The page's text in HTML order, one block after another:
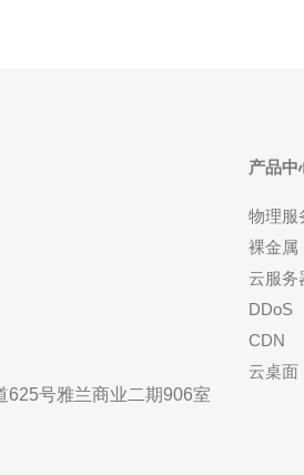
625号雅兰商业二期906室
产品中
物理服
裸金属
云服务
DDoS
CDN
云桌面